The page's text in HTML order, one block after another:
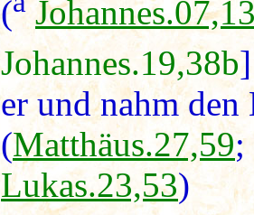
(
Johannes.19,38b
er und nahm den
(Matthäus.27,59;
Lukas.23,53)